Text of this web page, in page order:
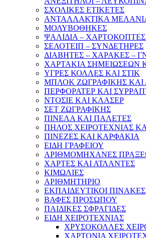
ΣΧΟΛΙΚΕΣ ΕΤΙΚΕΤΕΣ
ΑΝΤΑΛΛΑΚΤΙΚΑ
ΜΟΛΥΒΟΘΗΚΕΣ
ΨΑΛΙΔΙΑ – ΧΑΡΤΟΚΟΠΤΕΣ
ΣΕΛΟΤΕΙΠ – ΣΥΝΔΕΤΗΡΕΣ
ΔΙΑΒΗΤΕΣ – ΧΑΡΑΚΕΣ –
ΧΑΡΤΑΚΙΑ ΣΗΜΕΙΩΣΕΩΝ
ΥΓΡΕΣ ΚΟΛΛΕΣ ΚΑΙ ΣΤΙΚ
ΜΠΛΟΚ ΖΩΓΡΑΦΙΚΗΣ
ΠΕΡΦΟΡΑΤΕΡ ΚΑΙ
ΝΤΟΣΙΕ ΚΑΙ ΚΛΑΣΕΡ
ΣΕΤ ΖΩΓΡΑΦΙΚΗΣ
ΠΙΝΕΛΑ ΚΑΙ ΠΑΛΕΤΕΣ
ΠΗΛΟΣ ΧΕΙΡΟΤΕΧΝΙΑΣ
ΠΙΝΕΖΕΣ ΚΑΙ ΚΑΡΦΑΚΙΑ
ΕΙΔΗ ΓΡΑΦΕΙΟΥ
ΑΡΙΘΜΟΜΗΧΑΝΕΣ
ΧΑΡΤΕΣ ΚΑΙ ΑΤΛΑΝΤΕΣ
ΚΙΜΩΛΙΕΣ
ΑΡΙΘΜΗΤΗΡΙΟ
ΕΚΠΑΙΔΕΥΤΙΚΟΙ ΠΙΝΑΚΕΣ
ΒΑΦΕΣ ΠΡΟΣΩΠΟΥ
ΠΑΙΔΙΚΕΣ ΣΦΡΑΓΙΔΕΣ
ΕΙΔΗ ΧΕΙΡΟΤΕΧΝΙΑΣ
ΧΡΥΣΟΚΟΛΛΕΣ
ΧΑΡΤΟΝΙΑ